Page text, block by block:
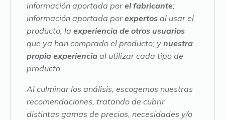
información aportada porel fabricante;
información aportada porexpertos al usar el
producto; la experiencia de otros usuarios
que ya han comprado el producto; y nuestra
propia experiencia al utilizar cada tipo de
producto.
Al culminar los análisis, escogemos nuestras
recomendaciones, tratando de cubrir
distintas gamas de precios, necesidades y/o